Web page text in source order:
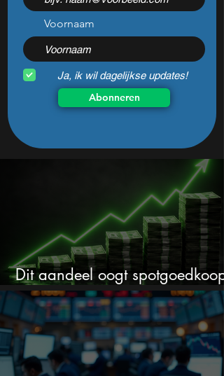
Voornaam
Ja, ik wil dagelijkse updates!
Abonneren
Dit aandeel oogt spotgoedkoop
voor hoeveel het kan stijgen